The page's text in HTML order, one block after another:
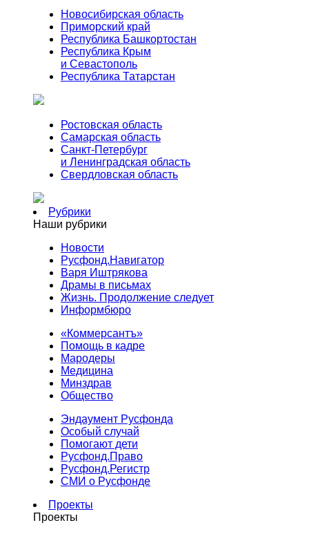
Новосибирская область
Приморский край
Республика Башкортостан
Республика Крым
и Севастополь
Республика Татарстан
Ростовская область
Самарская область
Санкт-Петербург
и Ленинградская область
Свердловская область
Рубрики
Наши рубрики
Новости
Русфонд.Навигатор
Варя Иштрякова
Драмы в письмах
Жизнь. Продолжение следует
Информбюро
«Коммерсантъ»
Помощь в кадре
Мародеры
Медицина
Минздрав
Общество
Эндаумент Русфонда
Особый случай
Помогают дети
Русфонд.Право
Русфонд.Регистр
СМИ о Русфонде
Проекты
Проекты